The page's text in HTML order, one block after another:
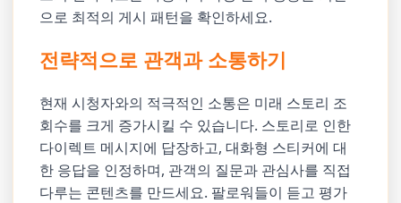
으로 최적의 게시 패턴을 확인하세요.
전략적으로 관객과 소통하기
현재 시청자와의 적극적인 소통은 미래 스토리 조
회수를 크게 증가시킬 수 있습니다. 스토리로 인한
다이렉트 메시지에 답장하고, 대화형 스티커에 대
한 응답을 인정하며, 관객의 질문과 관심사를 직접
다루는 콘텐츠를 만드세요. 팔로워들이 듣고 평가